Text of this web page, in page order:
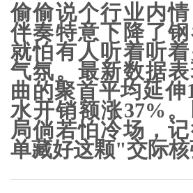
偷偷说个行业内
伴奏特意下降了钢
就怕有人听着听
气氛。最新数据
曲的聚首平均延伸
水开销额涨37%
局倘若怕冷场，
单藏好这颗"交际核